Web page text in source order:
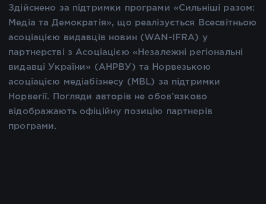
Здійснено за підтримки програми «Сильніші разом:
Медіа та Демократія», що реалізується Всесвітньою
асоціацією видавців новин (WAN-IFRA) у
партнерстві з Асоціацією «Незалежні регіональні
видавці України» (АНРВУ) та Норвезькою
асоціацією медіабізнесу (MBL) за підтримки
Норвегії. Погляди авторів не обов’язково
відображають офіційну позицію партнерів
програми.